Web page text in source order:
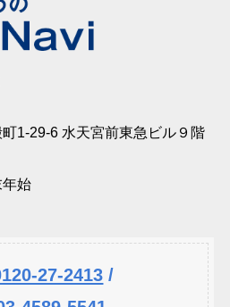
1-29-6 水天宮前東急ビル９階
始
27-2413 /